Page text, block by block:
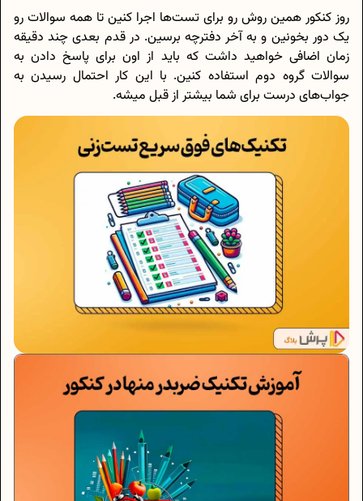
روز کنکور همین روش رو برای تست‌ها اجرا کنین تا همه سوالات رو
یک دور بخونین و به آخر دفترچه برسین. در قدم بعدی چند دقیقه
زمان اضافی خواهید داشت که باید از اون برای پاسخ دادن به
سوالات گروه دوم استفاده کنین. با این کار احتمال رسیدن به
جواب‌های درست برای شما بیشتر از قبل میشه.